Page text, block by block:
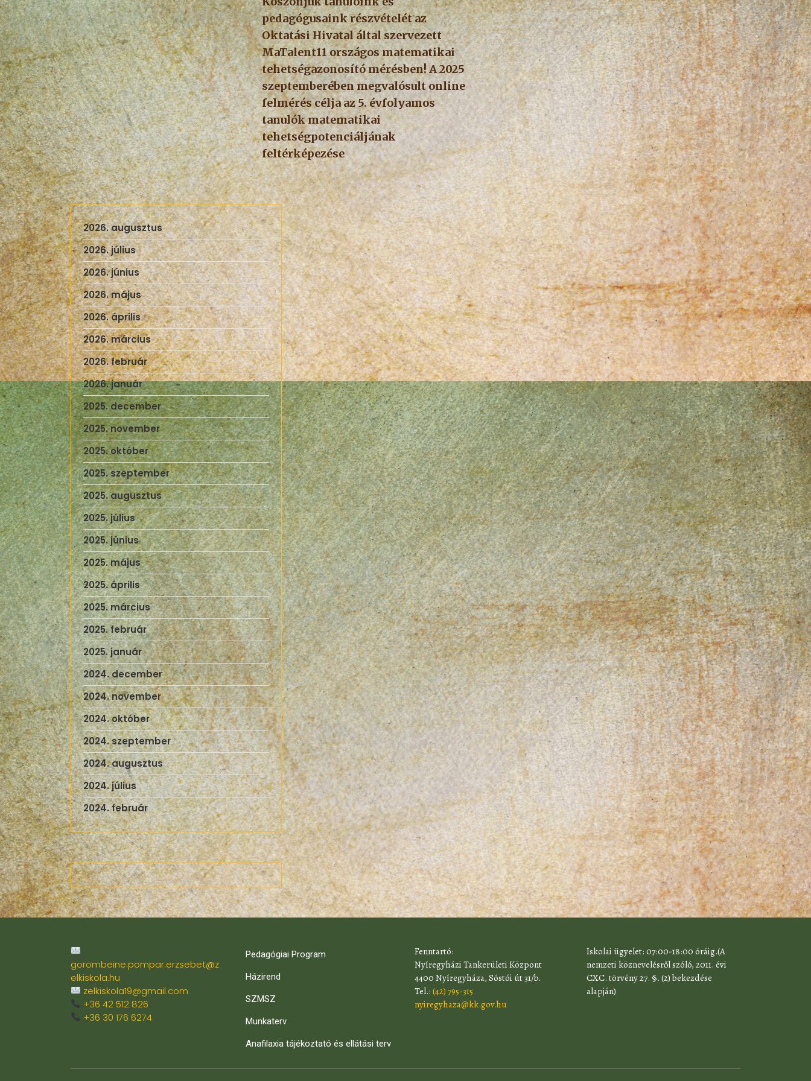
pedagógusaink részvételét az
Oktatási Hivatal által szervezett
MaTalent11 országos matematikai
tehetségazonosító mérésben! A 2025
szeptemberében megvalósult online
felmérés célja az 5. évfolyamos
tanulók matematikai
tehetségpotenciáljának
feltérképezése
2026. augusztus
2026. július
2026. június
2026. május
2026. április
2026. március
2026. február
2026. január
2025. december
2025. november
2025. október
2025. szeptember
2025. augusztus
2025. július
2025. június
2025. május
2025. április
2025. március
2025. február
2025. január
2024. december
2024. november
2024. október
2024. szeptember
2024. augusztus
2024. július
2024. február
gorombeine.pompar.erzsebet@z
elkiskola.hu
zelkiskola19@gmail.com
+36 42 512 826
+36 30 176 6274
Pedagógiai Program
Házirend
SZMSZ
Munkaterv
Anafilaxia tájékoztató és ellátási terv
​Fenntartó:
Nyíregyházi Tankerületi Központ
4400 Nyíregyháza, Sóstói út 31/b.
Tel.: (42) 795-315
nyiregyhaza@kk.gov.hu
​Iskolai ügyelet: 07:00-18:00 óráig.(A
nemzeti köznevelésről szóló, 2011. évi
CXC. törvény 27. §. (2) bekezdése
alapján)